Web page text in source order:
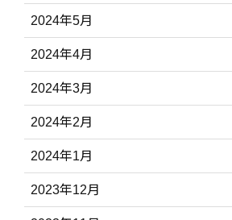
2024年5月
2024年4月
2024年3月
2024年2月
2024年1月
2023年12月